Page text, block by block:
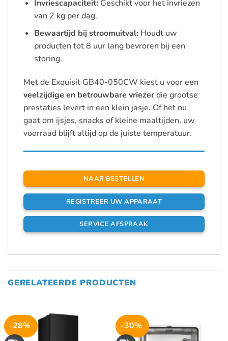
Invriescapaciteit: Geschikt voor het invriezen
van 2 kg per dag.
Bewaartijd bij stroomuitval: Houdt uw
producten tot 8 uur lang bevroren bij een
storing.
Met de Exquisit GB40-050CW kiest u voor een
veelzijdige en betrouwbare vriezerdie grootse
prestaties levert in een klein jasje. Of het nu
gaat om ijsjes, snacks of kleine maaltijden, uw
voorraad blijft altijd op de juiste temperatuur.
NAAR BESTELLEN
REGISTREER UW APPARAAT
SERVICE AFSPRAAK
GERELATEERDE PRODUCTEN
-28% -30%